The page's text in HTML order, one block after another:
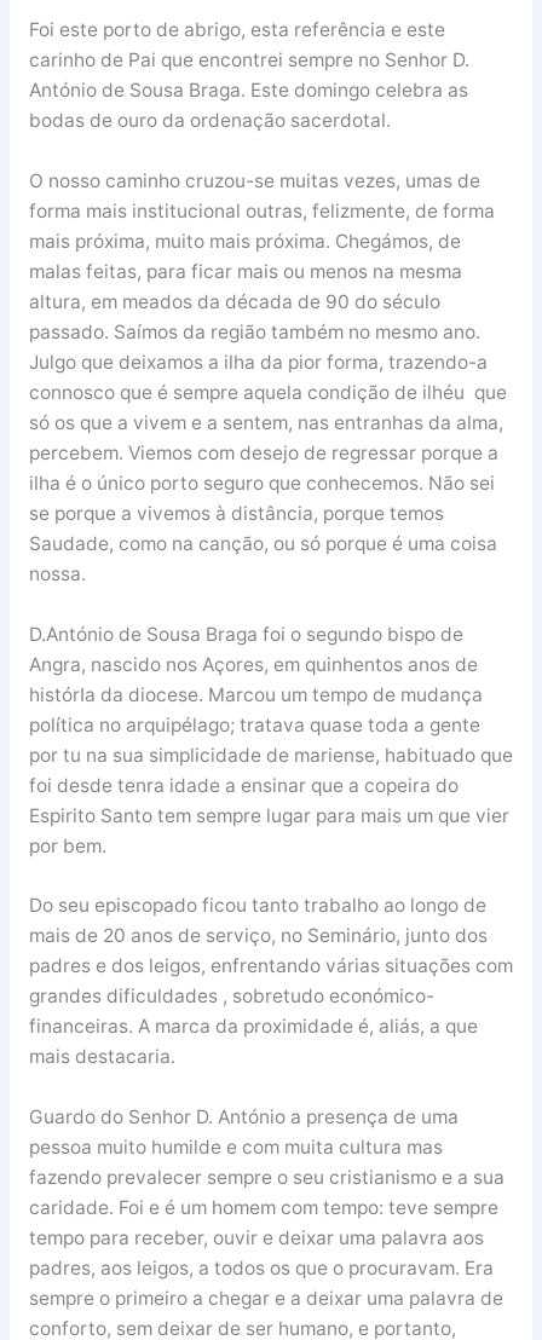
Foi este porto de abrigo, esta referência e este
carinho de Pai que encontrei sempre no Senhor D.
António de Sousa Braga. Este domingo celebra as
bodas de ouro da ordenação sacerdotal.
O nosso caminho cruzou-se muitas vezes, umas de
forma mais institucional outras, felizmente, de forma
mais próxima, muito mais próxima. Chegámos, de
malas feitas, para ficar mais ou menos na mesma
altura, em meados da década de 90 do século
passado. Saímos da região também no mesmo ano.
Julgo que deixamos a ilha da pior forma, trazendo-a
connosco que é sempre aquela condição de ilhéu que
só os que a vivem e a sentem, nas entranhas da alma,
percebem. Viemos com desejo de regressar porque a
ilha é o único porto seguro que conhecemos. Não sei
se porque a vivemos à distância, porque temos
Saudade, como na canção, ou só porque é uma coisa
nossa.
D.António de Sousa Braga foi o segundo bispo de
Angra, nascido nos Açores, em quinhentos anos de
histórIa da diocese. Marcou um tempo de mudança
política no arquipélago; tratava quase toda a gente
por tu na sua simplicidade de mariense, habituado que
foi desde tenra idade a ensinar que a copeira do
Espirito Santo tem sempre lugar para mais um que vier
por bem.
Do seu episcopado ficou tanto trabalho ao longo de
mais de 20 anos de serviço, no Seminário, junto dos
padres e dos leigos, enfrentando várias situações com
grandes dificuldades , sobretudo económico-
financeiras. A marca da proximidade é, aliás, a que
mais destacaria.
Guardo do Senhor D. António a presença de uma
pessoa muito humilde e com muita cultura mas
fazendo prevalecer sempre o seu cristianismo e a sua
caridade. Foi e é um homem com tempo: teve sempre
tempo para receber, ouvir e deixar uma palavra aos
padres, aos leigos, a todos os que o procuravam. Era
sempre o primeiro a chegar e a deixar uma palavra de
conforto, sem deixar de ser humano, e portanto,